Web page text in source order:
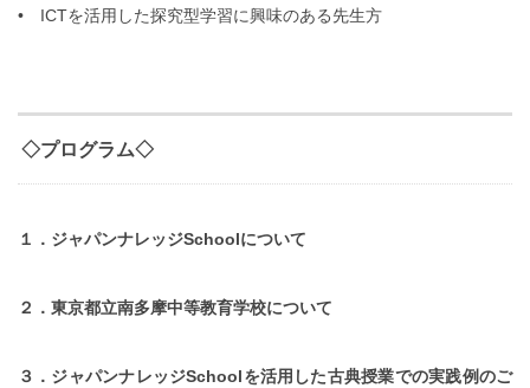
• ICTを活用した探究型学習に興味のある先生方
◇プログラム◇
１．ジャパンナレッジSchoolについて
２．東京都立南多摩中等教育学校について
３．ジャパンナレッジSchoolを活用した古典授業での実践例のご